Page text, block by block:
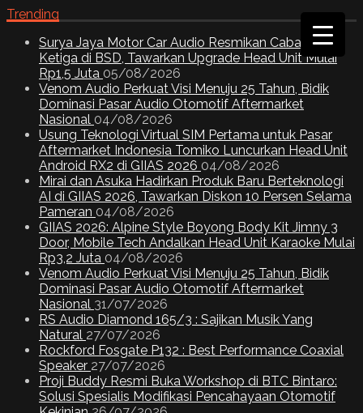
Trending
Surya Jaya Motor Car Audio Resmikan Cabang
Ketiga di BSD, Tawarkan Upgrade Head Unit Mulai
Rp1,5 Juta 05/08/2026
Venom Audio Perkuat Visi Menuju 25 Tahun, Bidik
Dominasi Pasar Audio Otomotif Aftermarket
Nasional 04/08/2026
Usung Teknologi Virtual SIM Pertama untuk Pasar
Aftermarket Indonesia Tomiko Luncurkan Head Unit
Android RX2 di GIIAS 2026 04/08/2026
Mirai dan Asuka Hadirkan Produk Baru Berteknologi
AI di GIIAS 2026, Tawarkan Diskon 10 Persen Selama
Pameran 04/08/2026
GIIAS 2026: Alpine Style Boyong Body Kit Jimny 3
Door, Mobile Tech Andalkan Head Unit Karaoke Mulai
Rp3,2 Juta 04/08/2026
Venom Audio Perkuat Visi Menuju 25 Tahun, Bidik
Dominasi Pasar Audio Otomotif Aftermarket
Nasional 31/07/2026
RS Audio Diamond 165/3 : Sajikan Musik Yang
Natural 27/07/2026
Rockford Fosgate P132 : Best Performance Coaxial
Speaker 27/07/2026
Proji Buddy Resmi Buka Workshop di BTC Bintaro:
Solusi Spesialis Modifikasi Pencahayaan Otomotif